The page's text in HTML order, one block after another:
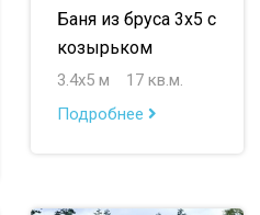
Баня из бруса 3х5 с
козырьком
3.4х5 м
17 кв.м.
Подробнее